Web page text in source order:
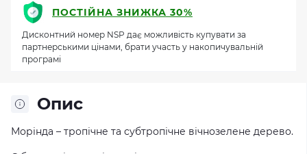
Опис
Морінда – тропічне та субтропічне вічнозелене дерево.
ПОСТІЙНА ЗНИЖКА 30%
Дисконтний номер NSP дає можливість купувати за
партнерськими цінами, брати участь у накопичувальній
програмі